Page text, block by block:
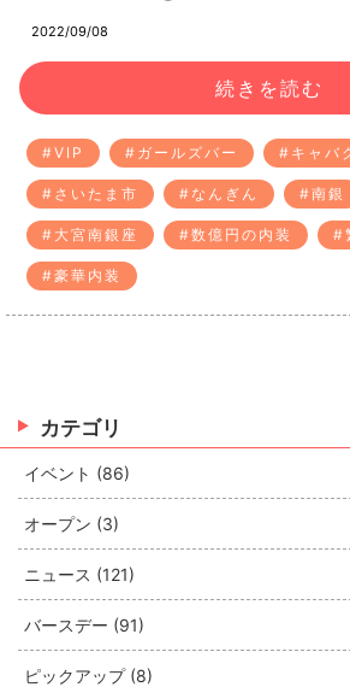
2022/09/08
#VIP #ガールズバー #キャバ
#さいたま市 #なんぎん #南銀
#大宮南銀座 #数億円の内装 #
#豪華内装
続きを読む
カテゴリ
イベント (86)
オープン (3)
ニュース (121)
バースデー (91)
ピックアップ (8)